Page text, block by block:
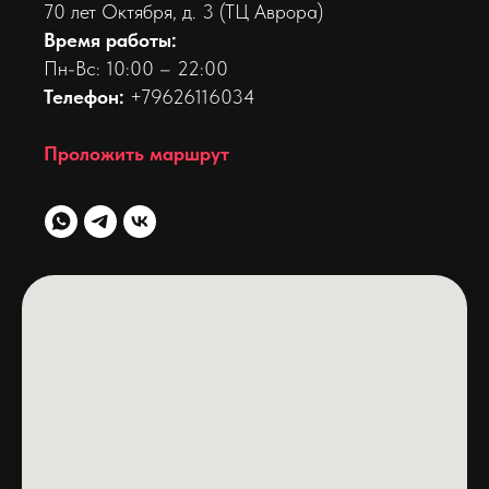
70 лет Октября, д. 3 (ТЦ Аврора)
Время работы:
Пн-Вс: 10:00 – 22:00
Телефон: +79626116034
Проложить маршрут